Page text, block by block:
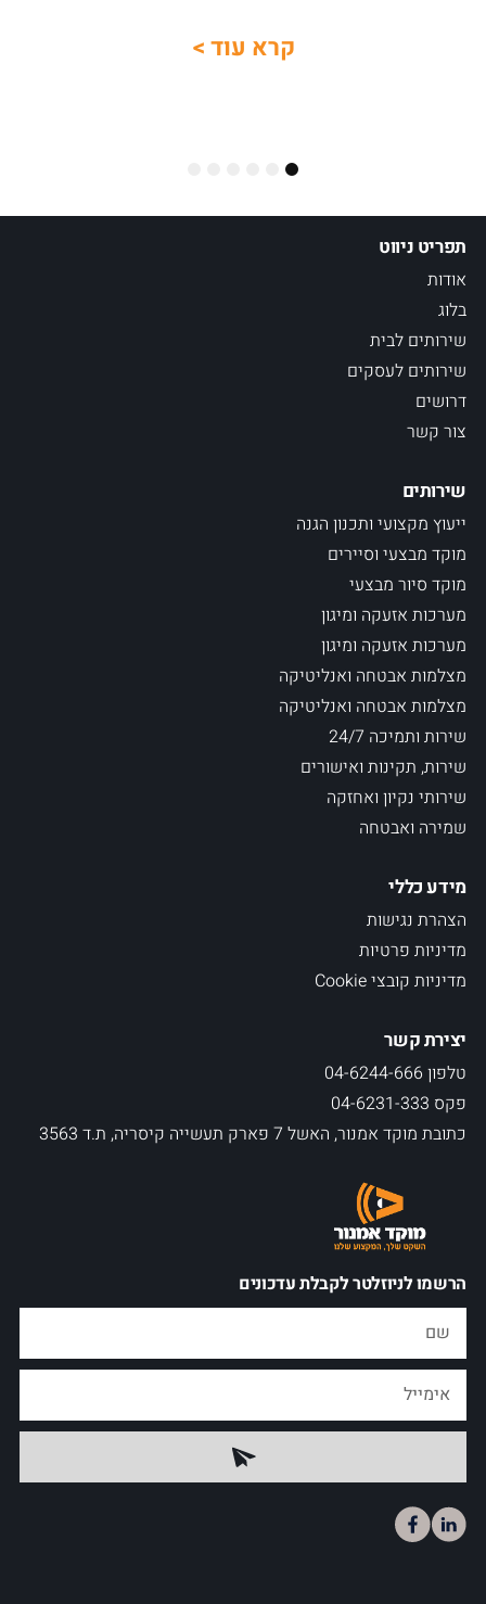
קרא עוד >
תפריט ניווט
אודות
בלוג
שירותים לבית
שירותים לעסקים
דרושים
צור קשר
שירותים
ייעוץ מקצועי ותכנון הגנה
מוקד מבצעי וסיירים
מוקד סיור מבצעי
מערכות אזעקה ומיגון
מערכות אזעקה ומיגון
מצלמות אבטחה ואנליטיקה
מצלמות אבטחה ואנליטיקה
שירות ותמיכה 24/7
שירות, תקינות ואישורים
שירותי נקיון ואחזקה
שמירה ואבטחה
מידע כללי
הצהרת נגישות
מדיניות פרטיות
מדיניות קובצי Cookie
יצירת קשר
טלפון 04-6244-666
פקס 04-6231-333
כתובת מוקד אמנור, האשל 7 פארק תעשייה קיסריה, ת.ד 3563
הרשמו לניוזלטר לקבלת עדכונים